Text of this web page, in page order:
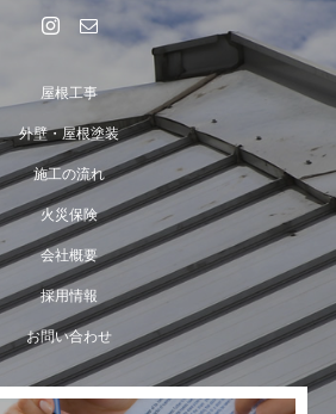
屋根工事
外壁・屋根塗装
施工の流れ
火災保険
会社概要
採用情報
お問い合わせ